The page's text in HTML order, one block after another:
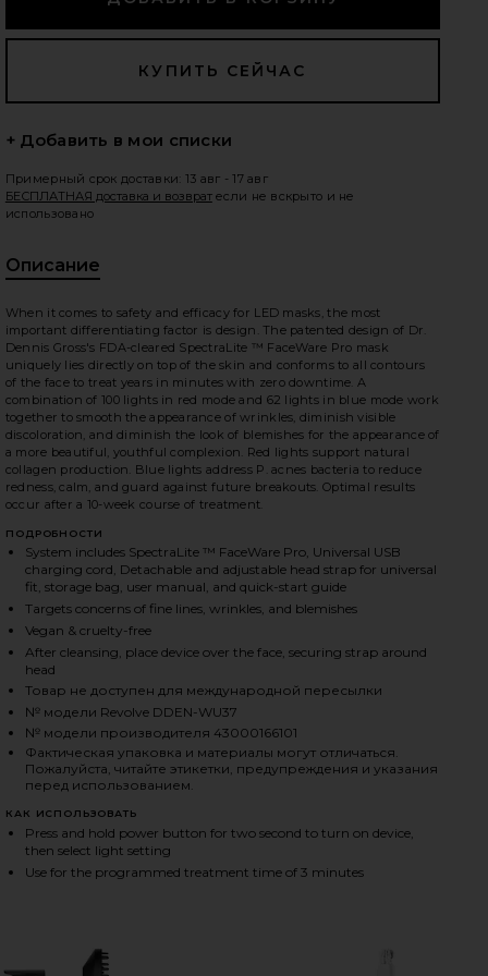
FACEWARE PRO in
view 2 of 3 DRX SPECTRALITE FACEWARE PRO DRX
DRX SPECTRALITE FACEWARE PRO ON
DRX SPECTRALITE FACEWARE PRO ON
DRX SPECTRALITE FACEWARE PRO ON
+ Добавить в мои списки
Примерный срок доставки: 13 авг - 17 авг
БЕСПЛАТНАЯ доставка и возвратесли не вскрыто и не
использовано
Описание
When it comes to safety and efficacy for LED masks, the most
important differentiating factor is design. The patented design of Dr.
Dennis Gross's FDA-cleared SpectraLite ™ FaceWare Pro mask
uniquely lies directly on top of the skin and conforms to all contours
of the face to treat years in minutes with zero downtime. A
combination of 100 lights in red mode and 62 lights in blue mode work
together to smooth the appearance of wrinkles, diminish visible
discoloration, and diminish the look of blemishes for the appearance of
a more beautiful, youthful complexion. Red lights support natural
collagen production. Blue lights address P. acnes bacteria to reduce
redness, calm, and guard against future breakouts. Optimal results
occur after a 10-week course of treatment.
ПОДРОБНОСТИ
System includes SpectraLite ™ FaceWare Pro, Universal USB
charging cord, Detachable and adjustable head strap for universal
fit, storage bag, user manual, and quick-start guide
Targets concerns of fine lines, wrinkles, and blemishes
Vegan & cruelty-free
After cleansing, place device over the face, securing strap around
head
Товар не доступен для международной пересылки
№ модели Revolve DDEN-WU37
№ модели производителя 43000166101
Фактическая упаковка и материалы могут отличаться.
Пожалуйста, читайте этикетки, предупреждения и указания
перед использованием.
КАК ИСПОЛЬЗОВАТЬ
Press and hold power button for two second to turn on device,
then select light setting
Use for the programmed treatment time of 3 minutes